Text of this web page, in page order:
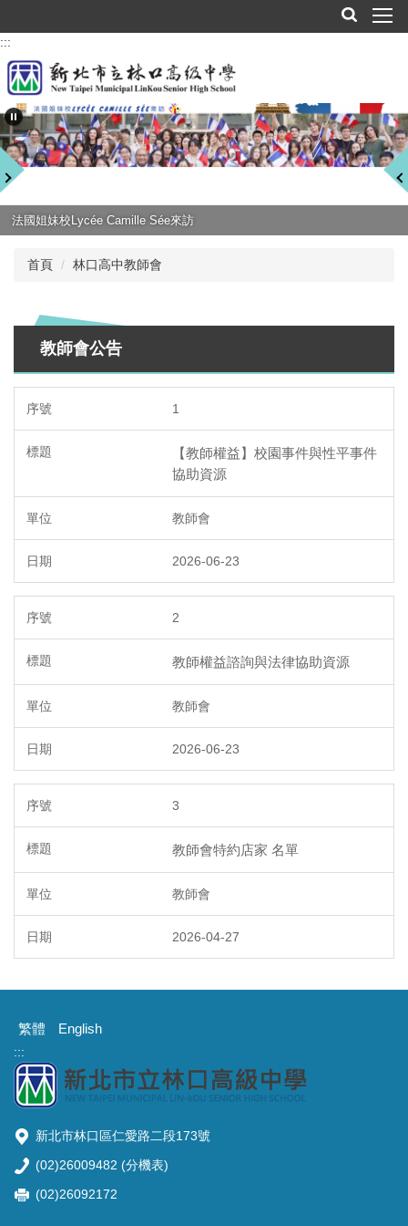
到
主
要
內
容
區
:::
法國姐妹校Lycée Camille Sée來訪
首頁 林口高中教師會
教師會公告
1
【教師權益】校園事件與性平事件
協助資源
教師會
2026-06-23
2
教師權益諮詢與法律協助資源
教師會
2026-06-23
3
教師會特約店家 名單
教師會
2026-04-27
繁體 English
:::
新北市林口區仁愛路二段173號
(02)26009482 (分機表)
(02)26092172